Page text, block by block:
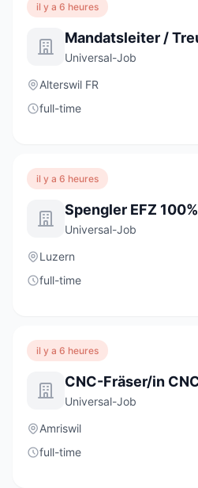
il y a 6 heures
Universal-Job
Alterswil FR
full-time
il y a 6 heures
Spengler EFZ
Universal-Job
Luzern
full-time
il y a 6 heures
CNC-Fräser/in
Universal-Job
Amriswil
full-time